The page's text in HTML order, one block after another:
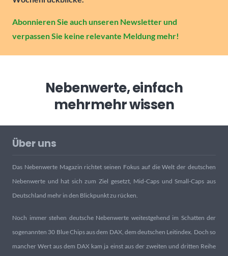
Abonnieren Sie auch unseren Newsletter und
verpassen Sie keine relevante Meldung mehr!
Nebenwerte, einfach
mehrmehr wissen
Über uns
Das Nebenwerte Magazin richtet seinen Fokus auf die Welt der deutschen
Nebenwerte und hat sich zum Ziel gesetzt, Mid-Caps und Small-Caps aus
Deutschland mehr in den Blickpunkt zu rücken.
Noch immer stehen deutsche Nebenwerte weitestgehend im Schatten der
sogenannten 30 Blue Chips aus dem DAX, dem deutschen Leitindex. Doch so
mancher Wert aus dem DAX kam ja einst aus der zweiten und dritten Reihe